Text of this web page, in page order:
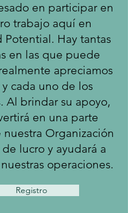
en participar en
trabajo aquí en
Potential. Hay tantas
en las que puede
apreciamos
cada uno de los
Al brindar su apoyo,
en una parte
nuestra Organización
lucro y ayudará a
operaciones.
Registro